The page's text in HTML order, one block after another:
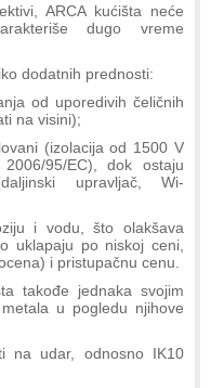
ARCA kućišta neće
dugo vreme
dodatnih prednosti:
od uporedivih čeličnih
na visini);
(izolacija od 1500 V
95/EC), dok ostaju
upravljač, Wi-
i vodu, što olakšava
uklapaju po niskoj ceni,
i pristupačnu cenu.
takođe jednaka svojim
u pogledu njihove
na udar, odnosno IK10